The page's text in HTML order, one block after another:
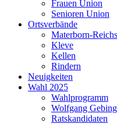
Frauen Union
Senioren Union
Ortsverbände
Materborn-
Kleve
Kellen
Rindern
Neuigkeiten
Wahl 2025
Wahlprogramm
Wolfgang Gebing
Ratskandidaten